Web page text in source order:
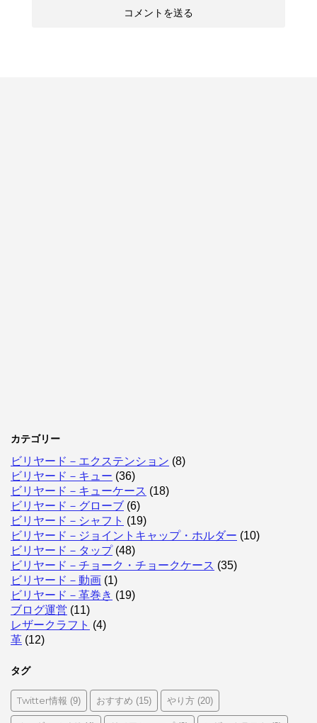
カテゴリー
ビリヤード－エクステンション (8)
ビリヤード－キュー (36)
ビリヤード－キューケース (18)
ビリヤード－グローブ (6)
ビリヤード－シャフト (19)
ビリヤード－ジョイントキャップ・ホルダー (10)
ビリヤード－タップ(48)
ビリヤード－チョーク・チョークケース (35)
ビリヤード－動画 (1)
ビリヤード－革巻き (19)
ブログ運営 (11)
レザークラフト (4)
革 (12)
タグ
Twitter情報 (9) おすすめ (15) やり方 (20)